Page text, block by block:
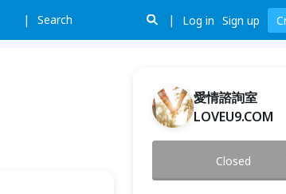
Search Log in Sign up
愛情諮詢室
LOVEU9.COM
2016.12.27 (Tue) 22:45 -
(GMT+8)
Closed